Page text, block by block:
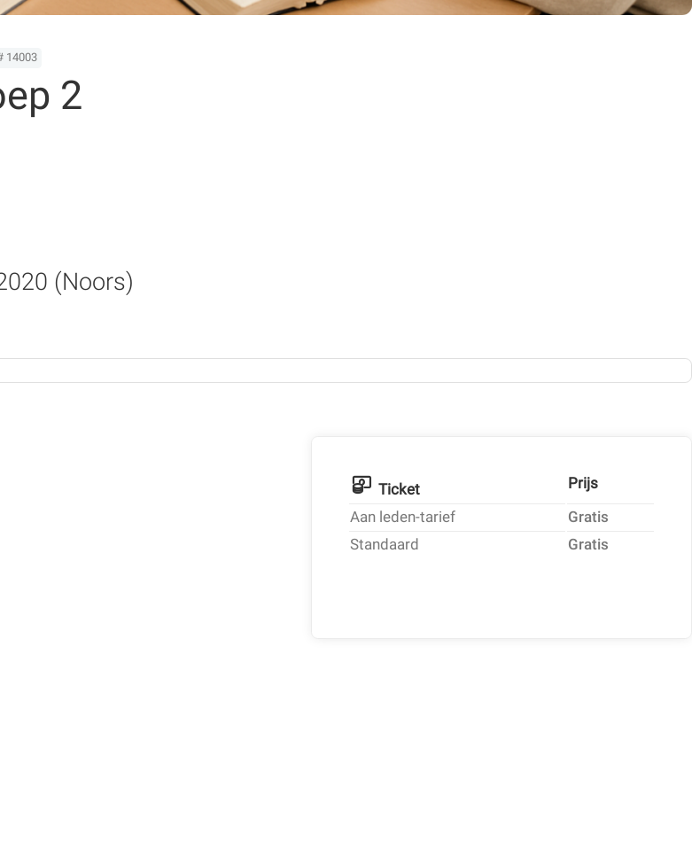
14003
2
(Noors)
Ticket
Prijs
Aan leden-tarief
Gratis
Standaard
Gratis